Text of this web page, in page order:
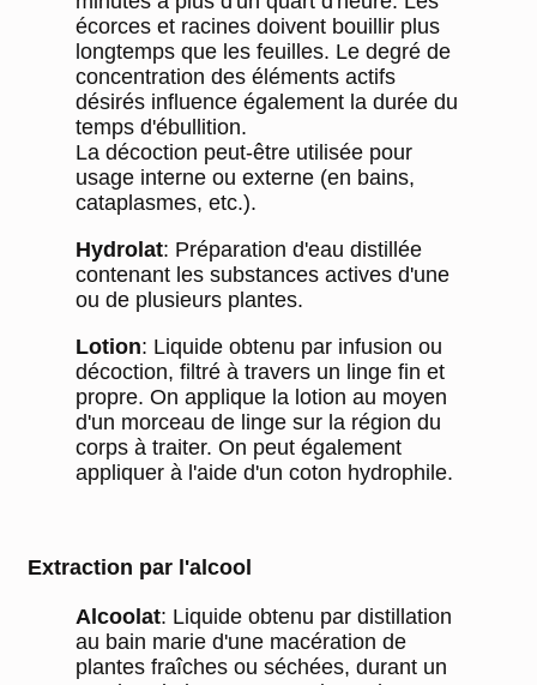
écorces et racines doivent bouillir plus
longtemps que les feuilles. Le degré de
concentration des éléments actifs
désirés influence également la durée du
temps d'ébullition.
La décoction peut-être utilisée pour
usage interne ou externe (en bains,
cataplasmes, etc.).
Hydrolat: Préparation d'eau distillée
contenant les substances actives d'une
ou de plusieurs plantes.
Lotion: Liquide obtenu par infusion ou
décoction, filtré à travers un linge fin et
propre. On applique la lotion au moyen
d'un morceau de linge sur la région du
corps à traiter. On peut également
appliquer à l'aide d'un coton hydrophile.
Extraction par l'alcool
Alcoolat: Liquide obtenu par distillation
au bain marie d'une macération de
plantes fraîches ou séchées, durant un